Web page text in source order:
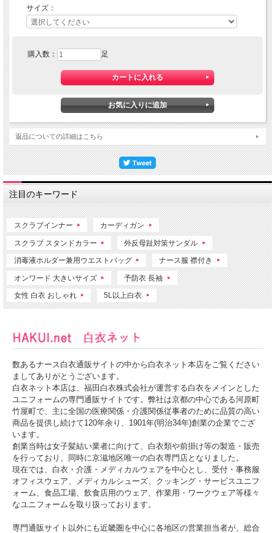
サイズ：
購入数： 足
返品についての詳細はこちら
注目のキーワード
スクラブインナー カーディガン
スクラブ スタンドカラー 外反母趾対策サンダル
消毒液ホルダー兼用ウエストバッグ ナース服 襟付き
オンワード 大きいサイズ 予防衣 長袖
女性 白衣 おしゃれ 5L以上白衣
数あるナース白衣通販サイトの中から白衣ネット本店をご覧ください
ましてありがとうございます。
白衣ネット本店は、福田白衣株式会社が運営する白衣をメインとした
ユニフォームの専門通販サイトです。弊社は京都の中心である河原町
竹屋町で、主に全国の医療関係・介護関係従事者のために品質の高い
商品を提供し続けて120年余り、1901年(明治34年)創業の企業でござ
います。
創業当時は女子髪結い業者に向けて、白衣類や前掛け等の製造・販売
を行っており、同時に京滋地区唯一の白衣専門店となりました。
現在では、白衣・介護・メディカルウェアを中心とし、受付・事務服
オフィスウェア、メディカルシューズ、クッキング・サービスユニフ
ォーム、食品工場、飲食店用のウェア、作業用・ワークウェア等様々
なユニフォームを取り扱っております。
専門通販サイト以外にも近畿圏を中心に各地区の営業担当者が、総合